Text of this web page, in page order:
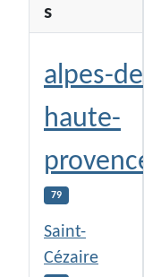
s
alpes-de-
haute-
provence
79
Saint-
Cézaire